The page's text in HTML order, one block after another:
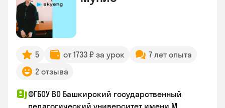
5 от 1733 ₽ за урок
7 лет опыта
2 отзыва
ФГБОУ ВО Башкирский государственный
педагогический университет имени М.